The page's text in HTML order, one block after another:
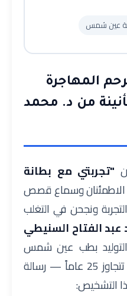
عين شمس
المهاجرة
من د. محمد
"تجربتي مع بطانة
الاطمئنان وسماع قصص
ونجحن في التغلب
عبد الفتاح السنيطي
بطب عين شمس
وخبير جراحات المناظير بخبرة تتجاوز 25 عاماً — رسالة
التشخيص: